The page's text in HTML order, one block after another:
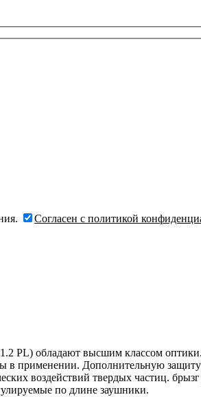
Согласен с политикой
обладают высшим классом оптики.
в применении. Дополнительную
воздействий твердых частиц.
по длине заушники.